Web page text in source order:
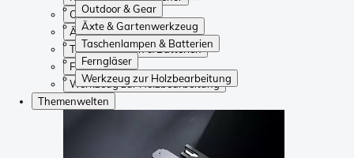
Outdoor & Gear
Äxte & Gartenwerkzeug
Taschenlampen & Batterien
Ferngläser
Werkzeug zur Holzbearbeitung
Outdoor & Gear
Äxte & Gartenwerkzeug
Taschenlampen & Batterien
Ferngläser
Werkzeug zur Holzbearbeitung
Themenwelten